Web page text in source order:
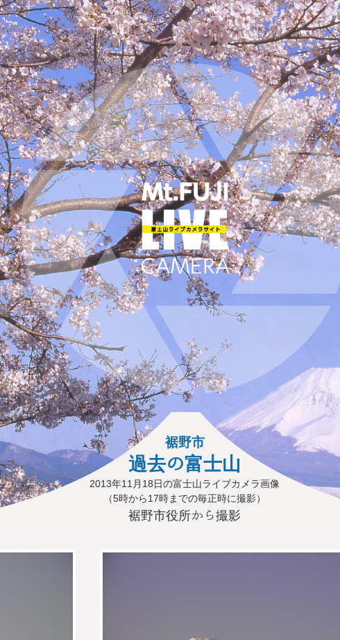
裾野市
過去の富士山
2013年11月18日の富士山ライブカメラ画像
（5時から17時までの毎正時に撮影）
裾野市役所から撮影